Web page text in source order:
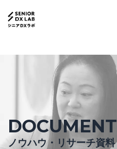
DOCUMENT
ノウハウ・リサーチ資料